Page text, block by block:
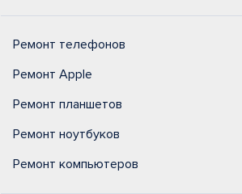
Ремонт телефонов
Ремонт Apple
Ремонт планшетов
Ремонт ноутбуков
Ремонт компьютеров